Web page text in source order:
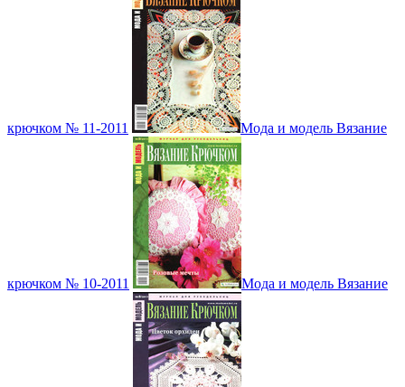
крючком № 11-2011 Мода и модель Вязание
крючком № 10-2011 Мода и модель Вязание